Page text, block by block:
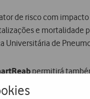
de risco com
e mortalidade
Universitária de
permitirá